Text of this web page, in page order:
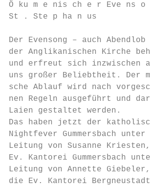
Ö ku m e nis ch e r Eve
St . Ste p ha n us
Der Evensong – auch
der Anglikanischen Kirche
und erfreut sich inzwischen
uns großer Beliebtheit. Der
sche Ablauf wird nach
nen Regeln ausgeführt und
Laien gestaltet werden.
Das haben jetzt der
Nightfever Gummersbach
Leitung von Susanne
Ev. Kantorei
Leitung von Annette
die Ev. Kantorei